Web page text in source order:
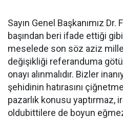
Sayın Genel Başkanımız Dr.
başından beri ifade ettiği
meselede son söz aziz
değişikliği referanduma
onayı alınmalıdır. Bizler
şehidinin hatırasını
pazarlık konusu yaptırmaz,
oldubittilere de boyun